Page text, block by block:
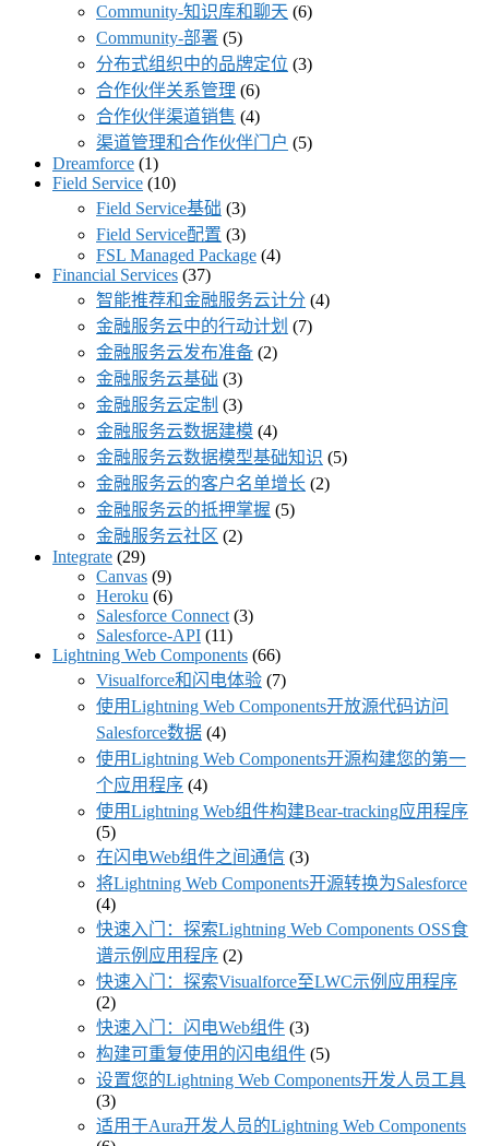
Community-知识库和聊天 (6)
Community-部署 (5)
分布式组织中的品牌定位 (3)
合作伙伴关系管理 (6)
合作伙伴渠道销售 (4)
渠道管理和合作伙伴门户 (5)
Dreamforce (1)
Field Service (10)
Field Service基础 (3)
Field Service配置 (3)
FSL Managed Package (4)
Financial Services (37)
智能推荐和金融服务云计分 (4)
金融服务云中的行动计划 (7)
金融服务云发布准备 (2)
金融服务云基础 (3)
金融服务云定制 (3)
金融服务云数据建模 (4)
金融服务云数据模型基础知识 (5)
金融服务云的客户名单增长 (2)
金融服务云的抵押掌握 (5)
金融服务云社区 (2)
Integrate (29)
Canvas (9)
Heroku (6)
Salesforce Connect (3)
Salesforce-API (11)
Lightning Web Components (66)
Visualforce和闪电体验 (7)
使用Lightning Web Components开放源代码访问
Salesforce数据 (4)
使用Lightning Web Components开源构建您的第一
个应用程序 (4)
使用Lightning Web组件构建Bear-tracking应用程序
(5)
在闪电Web组件之间通信 (3)
将Lightning Web Components开源转换为Salesforce
(4)
快速入门：探索Lightning Web Components OSS食
谱示例应用程序 (2)
快速入门：探索Visualforce至LWC示例应用程序
(2)
快速入门：闪电Web组件 (3)
构建可重复使用的闪电组件 (5)
设置您的Lightning Web Components开发人员工具
(3)
适用于Aura开发人员的Lightning Web Components